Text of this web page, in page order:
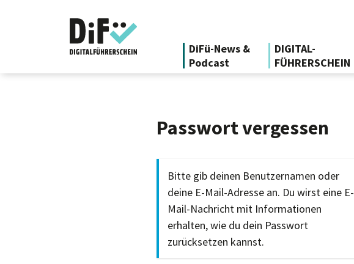
DiFü-News &
Podcast
DIGITAL-
FÜHRERSCHEIN
Passwort vergessen
Bitte gib deinen Benutzernamen oder
deine E-Mail-Adresse an. Du wirst eine E-
Mail-Nachricht mit Informationen
erhalten, wie du dein Passwort
zurücksetzen kannst.